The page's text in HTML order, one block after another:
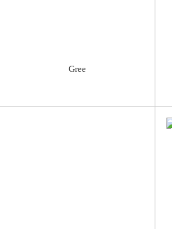
Gree